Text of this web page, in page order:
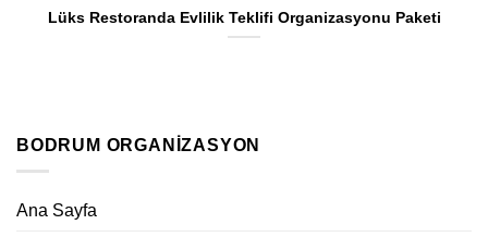
Lüks Restoranda Evlilik Teklifi Organizasyonu Paketi
BODRUM ORGANIZASYON
Ana Sayfa